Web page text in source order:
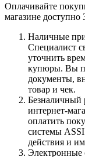
Оплачивайте
магазине доступно
Наличные
Специалист
уточнить
купюры. Вы
документы,
товар и чек.
Безналичный
интернет-
оплатить
системы
действия и
Электронные